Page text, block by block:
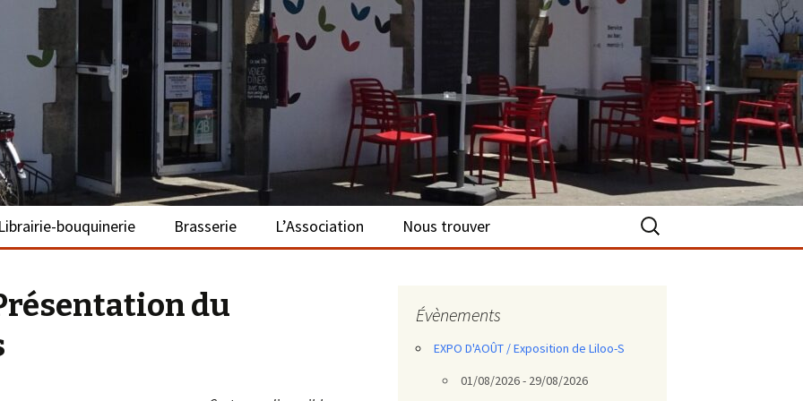
La Turballe
Librairie-bouquinerie
Brasserie
L’Association
Nous trouver Rechercher :
du
Évènements
EXPO D'AOÛT / Exposition de Liloo-S
01/08/2026 - 29/08/2026